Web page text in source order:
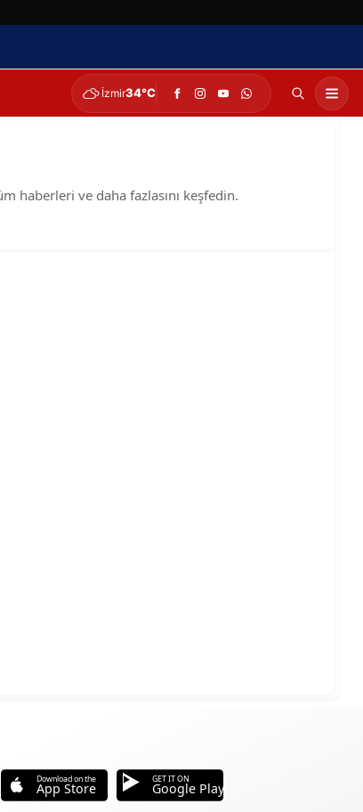
İzmir34°C
haberleri ve daha fazlasını keşfedin.
Download on the
App Store
GET IT ON
Google Play